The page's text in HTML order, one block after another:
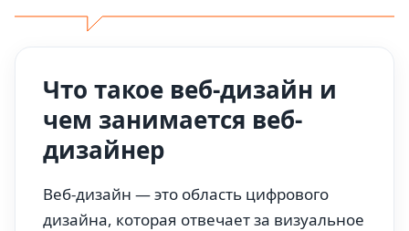
Что такое веб-дизайн и
чем занимается веб-
дизайнер
Веб-дизайн — это область цифрового
дизайна, которая отвечает за визуальное